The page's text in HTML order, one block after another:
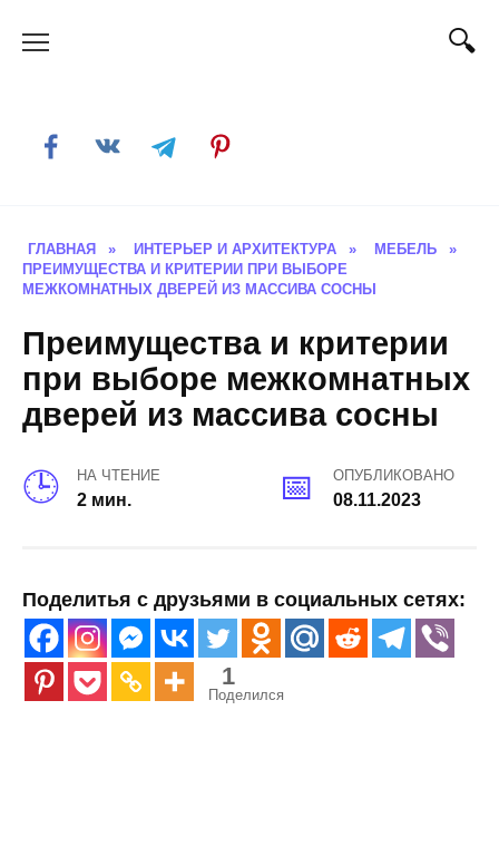
ГЛАВНАЯ » ИНТЕРЬЕР И АРХИТЕКТУРА » МЕБЕЛЬ
»
ПРЕИМУЩЕСТВА И КРИТЕРИИ ПРИ ВЫБОРЕ
МЕЖКОМНАТНЫХ ДВЕРЕЙ ИЗ МАССИВА СОСНЫ
Преимущества и критерии
при выборе межкомнатных
дверей из массива сосны
НА ЧТЕНИЕ
2 мин.
ОПУБЛИКОВАНО
08.11.2023
Поделитья с друзьями в социальных сетях:
1
Поделился